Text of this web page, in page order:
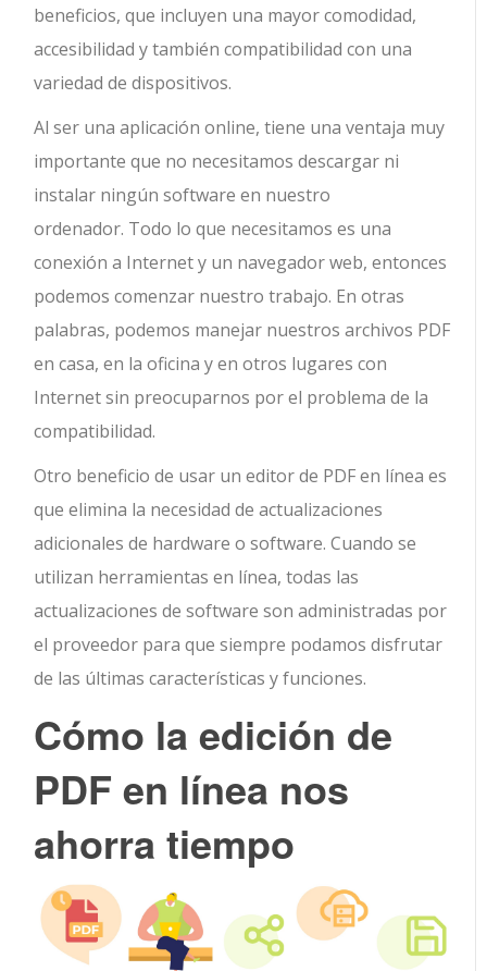
beneficios, que incluyen una mayor comodidad,
accesibilidad y también compatibilidad con una
variedad de dispositivos.
Al ser una aplicación online, tiene una ventaja muy
importante que no necesitamos descargar ni
instalar ningún software en nuestro
ordenador. Todo lo que necesitamos es una
conexión a Internet y un navegador web, entonces
podemos comenzar nuestro trabajo. En otras
palabras, podemos manejar nuestros archivos PDF
en casa, en la oficina y en otros lugares con
Internet sin preocuparnos por el problema de la
compatibilidad.
Otro beneficio de usar un editor de PDF en línea es
que elimina la necesidad de actualizaciones
adicionales de hardware o software. Cuando se
utilizan herramientas en línea, todas las
actualizaciones de software son administradas por
el proveedor para que siempre podamos disfrutar
de las últimas características y funciones.
Cómo la edición de
PDF en línea nos
ahorra tiempo